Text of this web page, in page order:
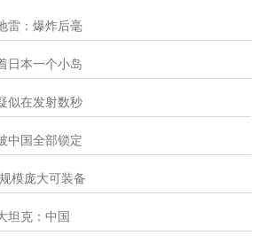
雷：爆炸后毫
日本一个小岛
似在发射数秒
中国全部锁定
模庞大可装备
坦克：中国